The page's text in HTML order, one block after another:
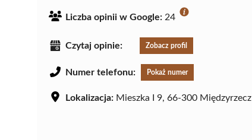
Liczba opinii w Google: 24
Czytaj opinie: Zobacz profil
Numer telefonu: Pokaż numer
Lokalizacja: Mieszka I 9, 66-300 Międzyrzecz